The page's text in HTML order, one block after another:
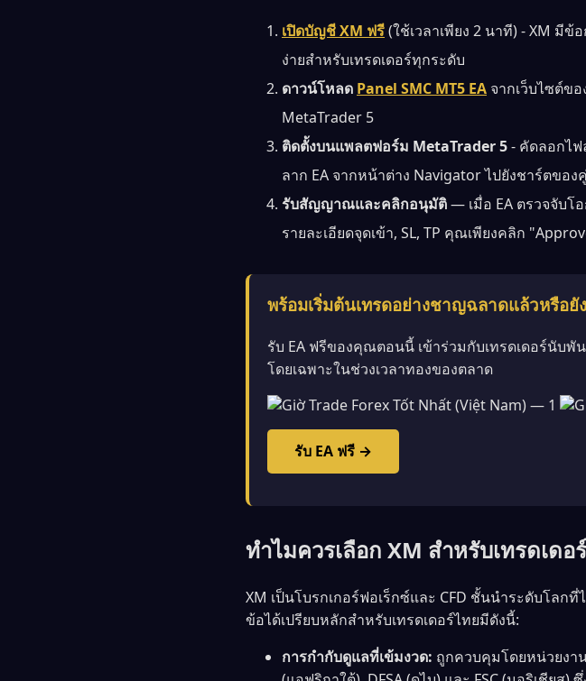
เปิดบัญชี XM ฟรี(ใช้เวลาเพียง 2 นาที) - XM มีข้
ง่ายสำหรับเทรดเดอร์ทุกระดับ
ดาวน์โหลด Panel SMC MT5 EA จากเว็บไซต์ข
MetaTrader 5
ติดตั้งบนแพลตฟอร์ม MetaTrader 5- คัดลอกไฟ
ลาก EA จากหน้าต่าง Navigator ไปยังชาร์ตของ
รับสัญญาณและคลิกอนุมัติ— เมื่อ EA ตรวจจับโ
รายละเอียดจุดเข้า, SL, TP คุณเพียงคลิก
พร้อมเริ่มต้นเทรดอย่างชาญฉลาดแล้วหรือยั
รับ EA ฟรีของคุณตอนนี้ เข้าร่วมกับเทรดเดอร์นับ
โดยเฉพาะในช่วงเวลาทองของตลาด
รับ EA ฟรี →
ทำไมควรเลือก XM สำหรับเทรดเดอ
XM เป็นโบรกเกอร์ฟอเร็กซ์และ CFD ชั้นนำระดับโลก
ข้อได้เปรียบหลักสำหรับเทรดเดอร์ไทยมีดังนี้:
การกำกับดูแลที่เข้มงวด: ถูกควบคุมโดยหน่วยงา